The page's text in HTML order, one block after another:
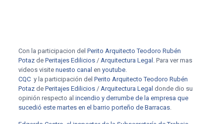
Con la participacion del Perito Arquitecto Teodoro Rubén
Potazde Peritajes Edilicios/ Arquitectura Legal . Para ver mas
videos visite nuesto canal en youtube.
CQCy la participación del Perito Arquitecto Teodoro Rubén
Potazde Peritajes Edilicios/ Arquitectura Legal donde dio su
opinión respecto al incendio y derrumbe de la empresa que
sucedió este martes en el barrio porteño de Barracas.